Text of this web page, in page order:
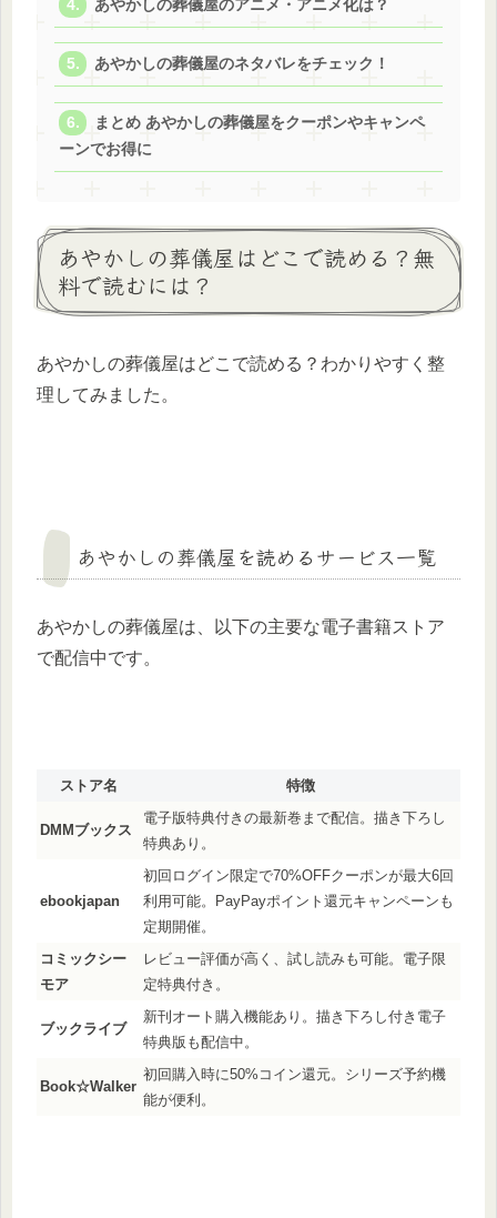
あやかしの葬儀屋のアニメ・アニメ化は？
あやかしの葬儀屋のネタバレをチェック！
まとめ あやかしの葬儀屋をクーポンやキャンペ
ーンでお得に
あやかしの葬儀屋はどこで読める？無
料で読むには？
あやかしの葬儀屋はどこで読める？わかりやすく整
理してみました。
あやかしの葬儀屋を読めるサービス一覧
あやかしの葬儀屋は、以下の主要な電子書籍ストア
で配信中です。
ストア名 特徴
DMMブックス
電子版特典付きの最新巻まで配信。描き下ろし
特典あり。
ebookjapan
初回ログイン限定で70%OFFクーポンが最大6回
利用可能。PayPayポイント還元キャンペーンも
定期開催。
コミックシー
モア
レビュー評価が高く、試し読みも可能。電子限
定特典付き。
ブックライブ
新刊オート購入機能あり。描き下ろし付き電子
特典版も配信中。
Book☆Walker
初回購入時に50%コイン還元。シリーズ予約機
能が便利。